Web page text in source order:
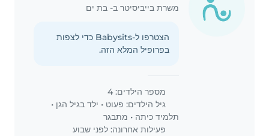
משרת בייביסיטר ב- בת ים
הצטרפו ל-Babysits כדי לצפות
בפרופיל המלא הזה.
מספר הילדים: 4
גיל הילדים: פעוט • ילד בגיל הגן •
תלמיד כיתה • מתבגר
פעילות אחרונה: לפני שבוע